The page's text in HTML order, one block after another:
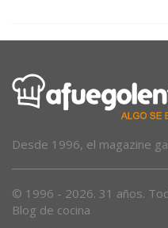
Desde 1996, el magazine
© 1996 - 2026. 31 años.
Blog de cocina